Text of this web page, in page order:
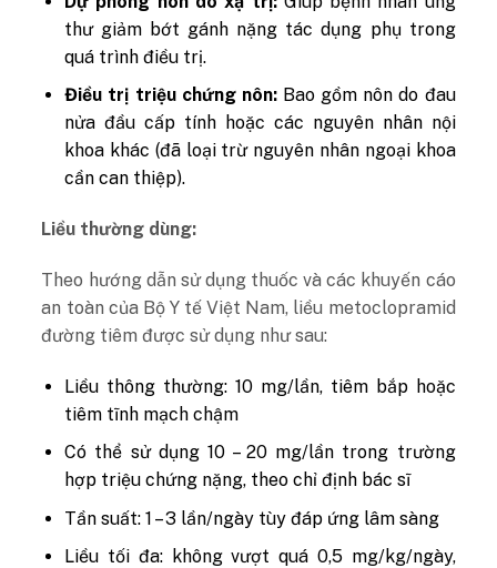
thư giảm bớt gánh nặng tác dụng phụ trong
quá trình điều trị.
Điều trị triệu chứng nôn:Bao gồm nôn do đau
nửa đầu cấp tính hoặc các nguyên nhân nội
khoa khác (đã loại trừ nguyên nhân ngoại khoa
cần can thiệp).
Liều thường dùng:
Theo hướng dẫn sử dụng thuốc và các khuyến cáo
an toàn của Bộ Y tế Việt Nam, liều metoclopramid
đường tiêm được sử dụng như sau:
Liều thông thường: 10 mg/lần, tiêm bắp hoặc
tiêm tĩnh mạch chậm
Có thể sử dụng 10 – 20 mg/lần trong trường
hợp triệu chứng nặng, theo chỉ định bác sĩ
Tần suất: 1 – 3 lần/ngày tùy đáp ứng lâm sàng
Liều tối đa: không vượt quá 0,5 mg/kg/ngày,